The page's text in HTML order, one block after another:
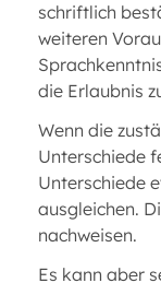
schriftlich
weiteren
die Erlaubnis
Wenn die
Unterschiede
Unterschiede
ausgleichen.
nachweisen.
Es kann aber